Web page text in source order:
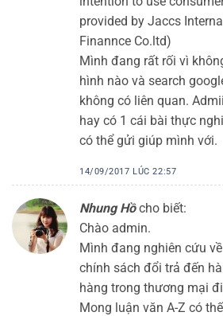
provided by Jaccs
Finannce Co.ltd)
Mình đang rất rối vì
hình nào và search
không có liên quan.
hay có 1 cái bài thực
có thể gửi giúp mình với.
14/09/2017 LÚC 22:57
Nhung Hồ cho biết:
Chào admin.
Mình đang nghiên cứu
chính sách đổi trả đến
hàng trong thương mại
Mong luận văn A-Z có